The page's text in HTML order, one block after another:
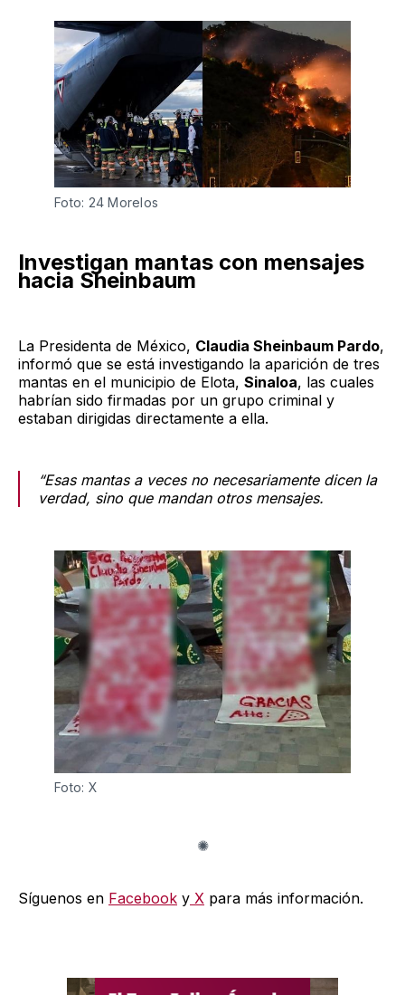
Foto: 24 Morelos
Investigan mantas con mensajes
hacia Sheinbaum
La Presidenta de México, Claudia Sheinbaum Pardo,
informó que se está investigando la aparición de tres
mantas en el municipio de Elota, Sinaloa, las cuales
habrían sido firmadas por un grupo criminal y
estaban dirigidas directamente a ella.
“Esas mantas a veces no necesariamente dicen la
verdad, sino que mandan otros mensajes.
Foto: X
Síguenos en Facebook y X para más información.